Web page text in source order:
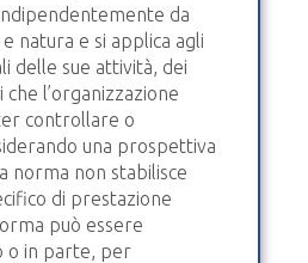
da
natura e si applica agli
delle sue attività, dei
l’organizzazione
controllare o
una prospettiva
norma non stabilisce
di prestazione
può essere
o in parte, per